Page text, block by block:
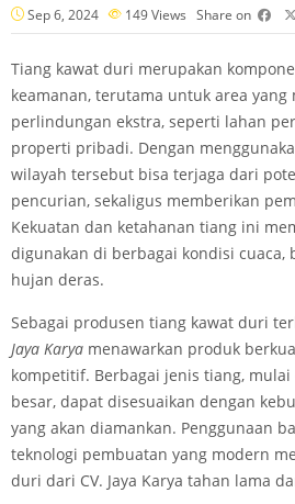
Sep 6, 2024 149Views Share on
Tiang kawat duri merupakan
keamanan, terutama untuk area yang
perlindungan ekstra, seperti lahan
properti pribadi. Dengan
wilayah tersebut bisa terjaga dari
pencurian, sekaligus memberikan
Kekuatan dan ketahanan tiang ini
digunakan di berbagai kondisi cuaca,
hujan deras.
Sebagai produsen tiang kawat duri
Jaya Karya menawarkan produk
kompetitif. Berbagai jenis tiang,
besar, dapat disesuaikan dengan
yang akan diamankan. Penggunaan
teknologi pembuatan yang modern
duri dari CV. Jaya Karya tahan lama